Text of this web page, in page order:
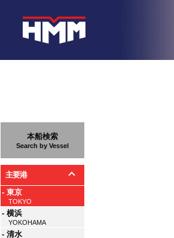
本船検索
Search by Vessel
主要港
- 東京
TOKYO
- 横浜
YOKOHAMA
- 清水